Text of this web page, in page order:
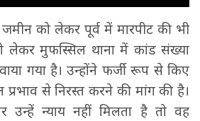
को लेकर पूर्व में मारपीट की भी
लेकर मुफस्सिल थाना में कांड संख्या
गया है। उन्होंने फर्जी रूप से किए
प्रभाव से निरस्त करने की मांग की है।
उन्हें न्याय नहीं मिलता है तो वह